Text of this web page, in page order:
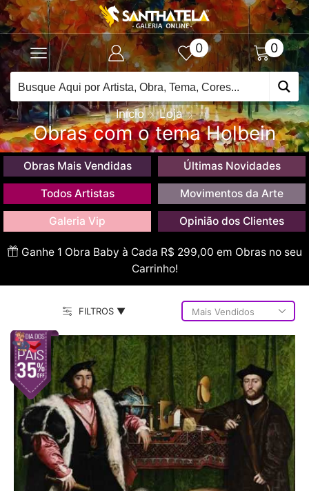
0 0
Início Loja
Obras com o tema Holbein
Obras Mais Vendidas Últimas Novidades
Todos Artistas Movimentos da Arte
Galeria Vip Opinião dos Clientes
Ganhe 1 Obra Baby à Cada R$ 299,00 em Obras no seu
Carrinho!
FILTROS ▼